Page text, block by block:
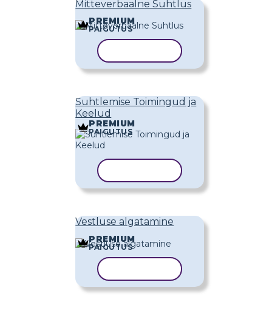
Mitteverbaalne Suhtlus
PREMIUM
PAIGUTUS
Suhtlemise Toimingud ja
Keelud
PREMIUM
PAIGUTUS
Vestluse algatamine
PREMIUM
PAIGUTUS